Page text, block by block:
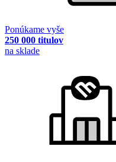
Ponúkame vyše
250 000 titulov
na sklade